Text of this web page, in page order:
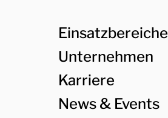
Einsatzbereiche
Unternehmen
Karriere
News & Events